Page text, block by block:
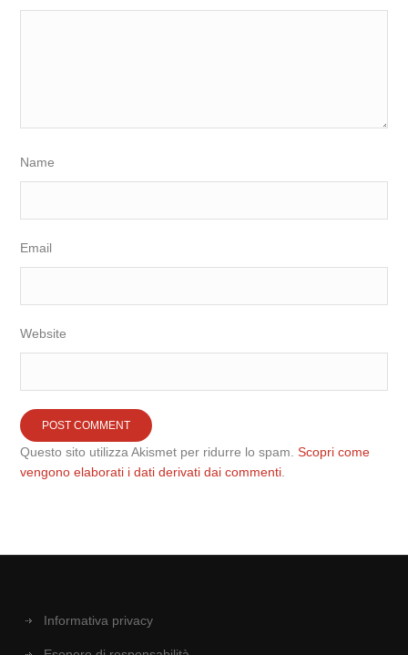
Name
Email
Website
Questo sito utilizza Akismet per ridurre lo spam.Scopri come
vengono elaborati i dati derivati dai commenti
Informativa privacy